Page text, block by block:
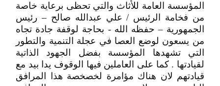
المؤسسة العامة للأثاث والتي تحظى برعاية خاصة
من فخامة الرئيس / علي عبدالله صالح – رئيس
الجمهورية – حفظه الله - بحاجة لوقفة جادة تجاه
من يسعون لوضع العصا في عجلة التنمية والتطور
التي تشهدها المؤسسة بفضل الجهود الذاتية
لقيادتها . كما على العاملين فيها الوقوف يدا بيد مع
قيادتهم لان هناك مؤامرة لخصخصة هذا المرافق